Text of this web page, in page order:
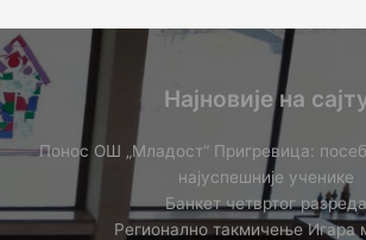
Најновије на
Понос ОШ „Младост“ Пригревица:
најуспешније ученике
Банкет четвртог разреда
Регионално такмичењe Игара